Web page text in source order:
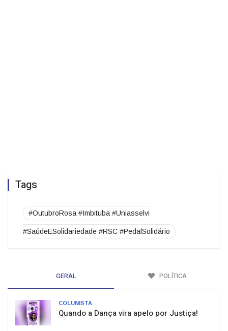
Tags
#OutubroRosa #Imbituba #Uniasselvi
#SaúdeESolidariedade #RSC #PedalSolidário
GERAL POLÍTICA
COLUNISTA
Quando a Dança vira apelo por Justiça!